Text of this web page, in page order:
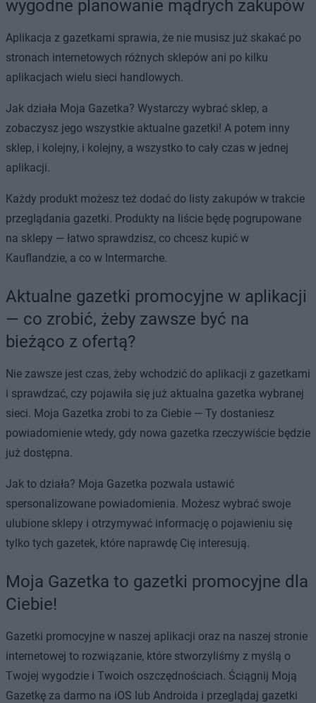
wygodne planowanie mądrych zakupów
Aplikacja z gazetkami sprawia, że nie musisz już skakać po
stronach internetowych różnych sklepów ani po kilku
aplikacjach wielu sieci handlowych.
Jak działa Moja Gazetka? Wystarczy wybrać sklep, a
zobaczysz jego wszystkie aktualne gazetki! A potem inny
sklep, i kolejny, i kolejny, a wszystko to cały czas w jednej
aplikacji.
Każdy produkt możesz też dodać do listy zakupów w trakcie
przeglądania gazetki. Produkty na liście będę pogrupowane
na sklepy — łatwo sprawdzisz, co chcesz kupić w
Kauflandzie, a co w Intermarche.
Aktualne gazetki promocyjne w aplikacji
— co zrobić, żeby zawsze być na
bieżąco z ofertą?
Nie zawsze jest czas, żeby wchodzić do aplikacji z gazetkami
i sprawdzać, czy pojawiła się już aktualna gazetka wybranej
sieci. Moja Gazetka zrobi to za Ciebie — Ty dostaniesz
powiadomienie wtedy, gdy nowa gazetka rzeczywiście będzie
już dostępna.
Jak to działa? Moja Gazetka pozwala ustawić
spersonalizowane powiadomienia. Możesz wybrać swoje
ulubione sklepy i otrzymywać informację o pojawieniu się
tylko tych gazetek, które naprawdę Cię interesują.
Moja Gazetka to gazetki promocyjne dla
Ciebie!
Gazetki promocyjne w naszej aplikacji oraz na naszej stronie
internetowej to rozwiązanie, które stworzyliśmy z myślą o
Twojej wygodzie i Twoich oszczędnościach. Ściągnij Moją
Gazetkę za darmo na iOS lub Androida i przeglądaj gazetki